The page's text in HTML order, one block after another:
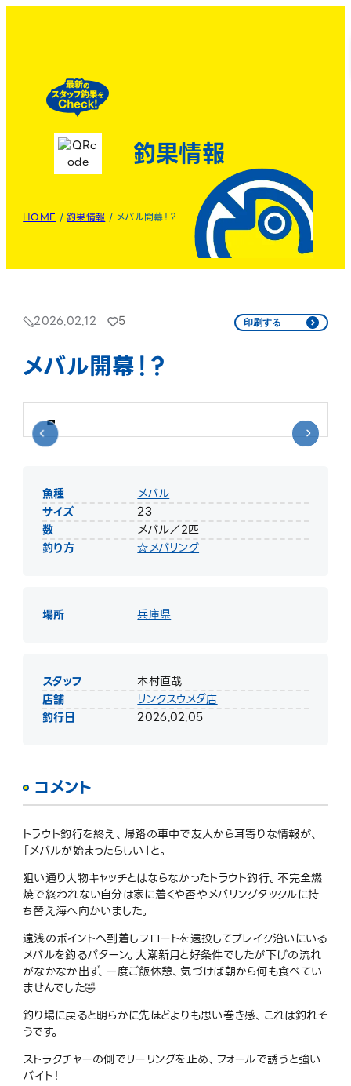
釣果情報
HOME /釣果情報 / メバル開幕！？
2026.02.12 5 印刷する
メバル開幕！？
魚種
メバル
サイズ
23
数
メバル／2匹
釣り方
☆メバリング
場所 兵庫県
スタッフ
木村直哉
店舗
リンクスウメダ店
釣行日
2026.02.05
コメント
トラウト釣行を終え、帰路の車中で友人から耳寄りな情報が、
「メバルが始まったらしい」と。
狙い通り大物キャッチとはならなかったトラウト釣行。不完全燃
焼で終われない自分は家に着くや否やメバリングタックルに持
ち替え海へ向かいました。
遠浅のポイントへ到着しフロートを遠投してブレイク沿いにいる
メバルを釣るパターン。大潮新月と好条件でしたが下げの流れ
がなかなか出ず、一度ご飯休憩、気づけば朝から何も食べてい
ませんでした🤣
釣り場に戻ると明らかに先ほどよりも思い巻き感、これは釣れそ
うです。
ストラクチャーの側でリーリングを止め、フォールで誘うと強い
バイト！